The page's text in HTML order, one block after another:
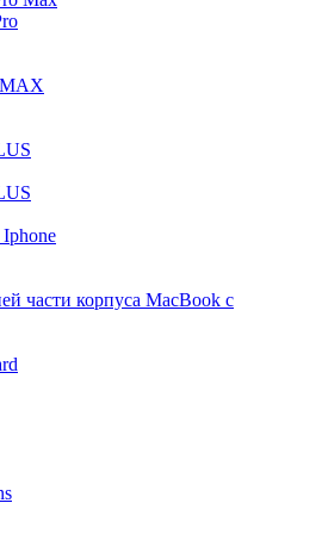
части корпуса MacBook с